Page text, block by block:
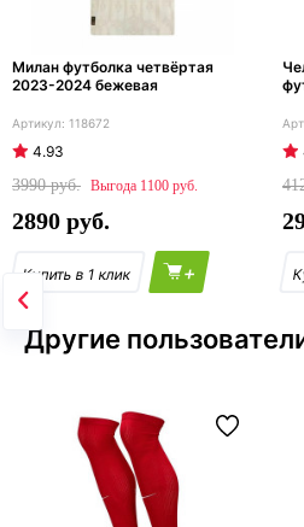
Милан футболка четвёртая
2023-2024 бежевая
118672
4.93
3990
1100
2890
+
Другие